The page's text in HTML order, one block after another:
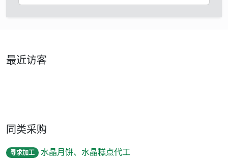
最近访客
同类采购
寻求加工 水晶月饼、水晶糕点代工